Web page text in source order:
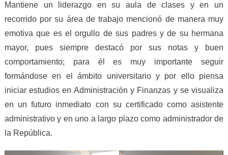
Mantiene un liderazgo en su aula de clases y en un
recorrido por su área de trabajo mencionó de manera muy
emotiva que es el orgullo de sus padres y de su hermana
mayor, pues siempre destacó por sus notas y buen
comportamiento; para él es muy importante seguir
formándose en el ámbito universitario y por ello piensa
iniciar estudios en Administración y Finanzas y se visualiza
en un futuro inmediato con su certificado como asistente
administrativo y en uno a largo plazo como administrador de
la República.